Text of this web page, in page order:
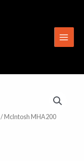
Menu
/ McIntosh MHA200